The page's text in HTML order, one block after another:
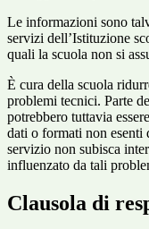
Le informazioni sono
servizi dell’Istituzione
quali la scuola non si
È cura della scuola
problemi tecnici. Parte
potrebbero tuttavia
dati o formati non esenti
servizio non subisca
influenzato da tali
Clausola di